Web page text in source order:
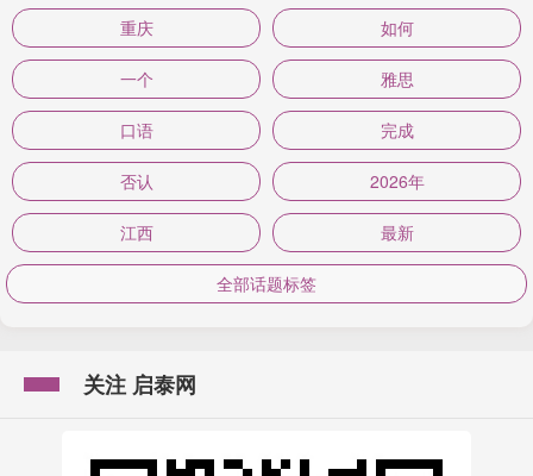
重庆 如何
一个 雅思
口语 完成
否认 2026年
江西 最新
全部话题标签
关注 启泰网